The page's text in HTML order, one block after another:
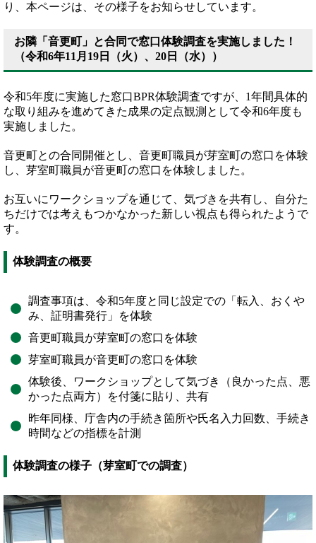
り、本ページは、その様子をお知らせしています。
お隣「音更町」と合同で窓口体験調査を実施しました！
（令和6年11月19日（火）、20日（水））
令和5年度に実施した窓口BPR体験調査ですが、1年間具体的
な取り組みを進めてきた成果の定点観測として令和6年度も
実施しました。
音更町との合同開催とし、音更町職員が芽室町の窓口を体験
し、芽室町職員が音更町の窓口を体験しました。
お互いにワークショップを通じて、気づきを共有し、自分た
ちだけでは考えもつかなかった新しい視点も得られたようで
す。
体験調査の概要
調査事項は、令和5年度と同じ設定での「転入、おくや
み、証明書発行」を体験
音更町職員が芽室町の窓口を体験
芽室町職員が音更町の窓口を体験
体験後、ワークショップとして気づき（良かった点、悪
かった点両方）を付箋に貼り、共有
昨年同様、庁舎内の手続き箇所や氏名入力回数、手続き
時間などの指標を計測
体験調査の様子（芽室町での調査）